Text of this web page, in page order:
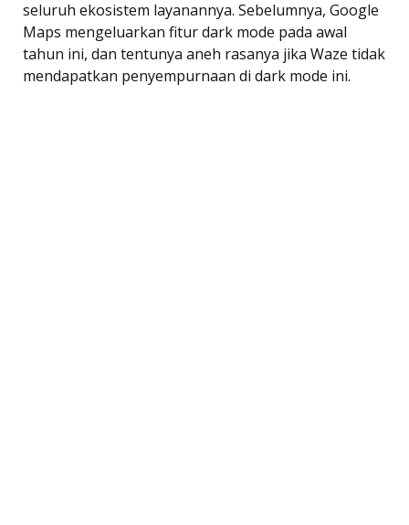
seluruh ekosistem layanannya. Sebelumnya, Google
Maps mengeluarkan fitur dark mode pada awal
tahun ini, dan tentunya aneh rasanya jika Waze tidak
mendapatkan penyempurnaan di dark mode ini.